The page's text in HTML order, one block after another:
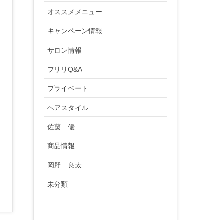
オススメメニュー
キャンペーン情報
サロン情報
フリリQ&A
プライベート
ヘアスタイル
佐藤 優
商品情報
岡野 良太
未分類